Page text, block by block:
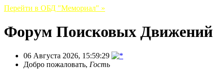
Перейти в ОБД "Мемориал" »
Форум Поисковых Движений
06 Августа 2026, 15:59:29
Добро пожаловать, Гость